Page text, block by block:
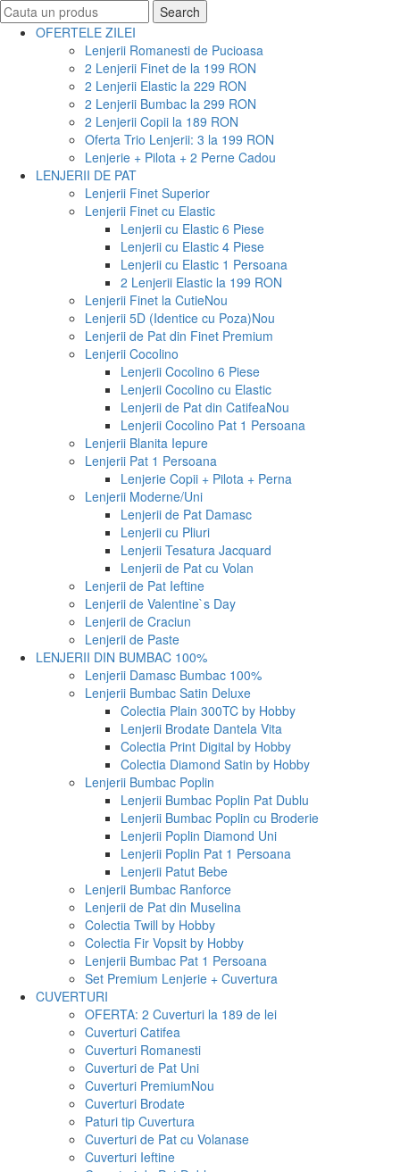
Search
for:
Search
OFERTELE ZILEI
Lenjerii Romanesti de Pucioasa
2 Lenjerii Finet de la 199 RON
2 Lenjerii Elastic la 229 RON
2 Lenjerii Bumbac la 299 RON
2 Lenjerii Copii la 189 RON
Oferta Trio Lenjerii: 3 la 199 RON
Lenjerie + Pilota + 2 Perne Cadou
LENJERII DE PAT
Lenjerii Finet Superior
Lenjerii Finet cu Elastic
Lenjerii cu Elastic 6 Piese
Lenjerii cu Elastic 4 Piese
Lenjerii cu Elastic 1 Persoana
2 Lenjerii Elastic la 199 RON
Lenjerii Finet la CutieNou
Lenjerii 5D (Identice cu Poza)Nou
Lenjerii de Pat din Finet Premium
Lenjerii Cocolino
Lenjerii Cocolino 6 Piese
Lenjerii Cocolino cu Elastic
Lenjerii de Pat din CatifeaNou
Lenjerii Cocolino Pat 1 Persoana
Lenjerii Blanita Iepure
Lenjerii Pat 1 Persoana
Lenjerie Copii + Pilota + Perna
Lenjerii Moderne/Uni
Lenjerii de Pat Damasc
Lenjerii cu Pliuri
Lenjerii Tesatura Jacquard
Lenjerii de Pat cu Volan
Lenjerii de Pat Ieftine
Lenjerii de Valentine`s Day
Lenjerii de Craciun
Lenjerii de Paste
LENJERII DIN BUMBAC 100%
Lenjerii Damasc Bumbac 100%
Lenjerii Bumbac Satin Deluxe
Colectia Plain 300TC by Hobby
Lenjerii Brodate Dantela Vita
Colectia Print Digital by Hobby
Colectia Diamond Satin by Hobby
Lenjerii Bumbac Poplin
Lenjerii Bumbac Poplin Pat Dublu
Lenjerii Bumbac Poplin cu Broderie
Lenjerii Poplin Diamond Uni
Lenjerii Poplin Pat 1 Persoana
Lenjerii Patut Bebe
Lenjerii Bumbac Ranforce
Lenjerii de Pat din Muselina
Colectia Twill by Hobby
Colectia Fir Vopsit by Hobby
Lenjerii Bumbac Pat 1 Persoana
Set Premium Lenjerie + Cuvertura
CUVERTURI
OFERTA: 2 Cuverturi la 189 de lei
Cuverturi Catifea
Cuverturi Romanesti
Cuverturi de Pat Uni
Cuverturi PremiumNou
Cuverturi Brodate
Paturi tip Cuvertura
Cuverturi de Pat cu Volanase
Cuverturi Ieftine